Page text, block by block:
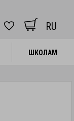
RU
ШКОЛАМ
ШКОЛАМ